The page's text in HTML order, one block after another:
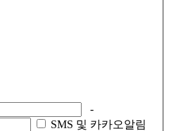
-
SMS 및 카카오알림